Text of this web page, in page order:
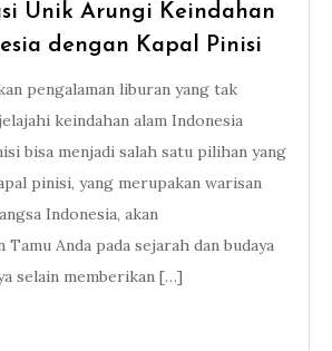
Unik Arungi Keindahan
dengan Kapal Pinisi
pengalaman liburan yang tak
keindahan alam Indonesia
bisa menjadi salah satu pilihan yang
pinisi, yang merupakan warisan
Indonesia, akan
Tamu Anda pada sejarah dan budaya
selain memberikan […]